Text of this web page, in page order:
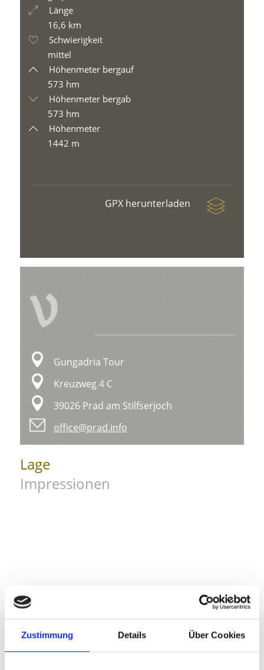
Zustimmung Details Über Cookies
Länge
16,6 km
Schwierigkeit
mittel
Höhenmeter bergauf
573 hm
Höhenmeter bergab
573 hm
Höhenmeter
1442 m
GPX herunterladen
V
Gungadria Tour
Kreuzweg 4 C
39026 Prad am Stilfserjoch
office@prad.info
Lage
Impressionen